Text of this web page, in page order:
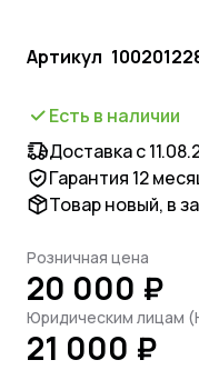
Артикул
Есть в наличии
Доставка с
Гарантия 12
Товар новый, в
Розничная цена
20 000 ₽
Юридическим лицам
21 000 ₽